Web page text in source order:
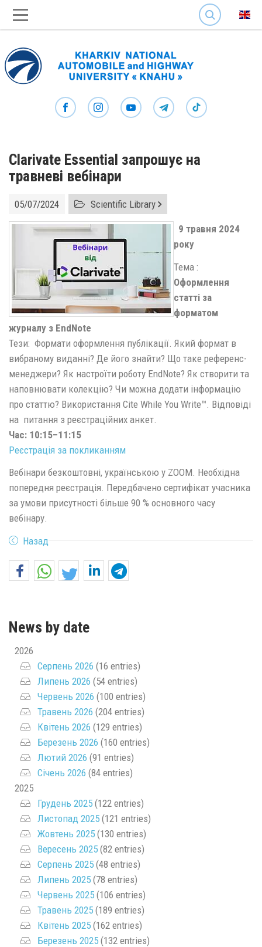
SEARCH
Clarivate Essential запрошує на
травневі вебінари
05/07/2024 Scientific Library
9 травня 2024
року
Тема :
Оформлення
статті за
форматом
журналу з EndNote
Тези: Формати оформлення публікації. Який формат в
вибраному виданні? Де його знайти? Що таке референс-
менеджери? Як настроїти роботу EndNote? Як створити та
наповнювати колекцію? Чи можна додати інформацію
про статтю? Використання Cite While You Write™. Відповіді
на питання з реєстраційних анкет.
Час: 10:15–11:15
Реєстрація за покликанням
Вебінари безкоштовні, українською у ZOOM. Необхідна
попередня реєстрація. Передбачено сертифікат учасника
за умови присутності більше 90 % основного часу
вебінару.
Назад
News by date
2026
Серпень 2026 (16 entries)
Липень 2026 (54 entries)
Червень 2026 (100 entries)
Травень 2026 (204 entries)
Квітень 2026 (129 entries)
Березень 2026 (160 entries)
Лютий 2026 (91 entries)
Січень 2026 (84 entries)
2025
Грудень 2025 (122 entries)
Листопад 2025 (121 entries)
Жовтень 2025 (130 entries)
Вересень 2025 (82 entries)
Серпень 2025 (48 entries)
Липень 2025 (78 entries)
Червень 2025 (106 entries)
Травень 2025 (189 entries)
Квітень 2025 (162 entries)
Березень 2025 (132 entries)